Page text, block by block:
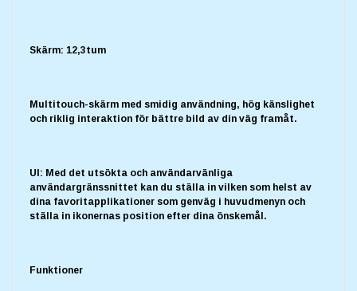
Skärm: 12,3tum
Multitouch-skärm med smidig användning, hög känslighet
och riklig interaktion för bättre bild av din väg framåt.
UI: Med det utsökta och användarvänliga
användargränssnittet kan du ställa in vilken som helst av
dina favoritapplikationer som genväg i huvudmenyn och
ställa in ikonernas position efter dina önskemål.
Funktioner